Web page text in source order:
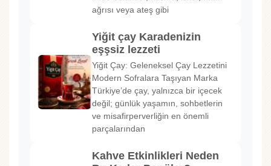
ağrısı veya ateş gibi
Yiğit çay Karadenizin
eşşsiz lezzeti
Yiğit Çay: Geleneksel Çay Lezzetini
Modern Sofralara Taşıyan Marka
Türkiye’de çay, yalnızca bir içecek
değil; günlük yaşamın, sohbetlerin
ve misafirperverliğin en önemli
parçalarından
Kahve Etkinlikleri Neden